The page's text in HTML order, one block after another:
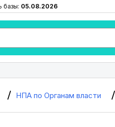
базы: 05.08.2026
НПА по Органам власти